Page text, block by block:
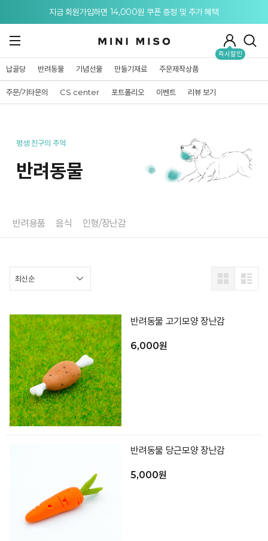
지금 회원가입하면 14,000원 쿠폰 증정 및 추가 혜택
즉시할인
납골당 반려동물 기념선물 만들기재료 주문제작상품
주문/기타문의 CS center 포트폴리오 이벤트 리뷰 보기
평생 친구의 추억
반려동물
반려용품 음식 인형/장난감
반려동물 고기모양 장난감
6,000원
반려동물 당근모양 장난감
5,000원